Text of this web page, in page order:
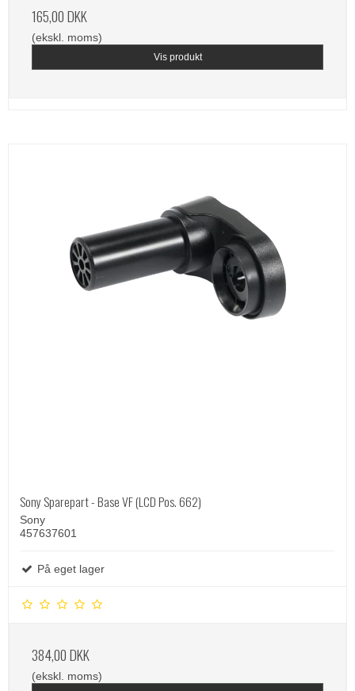
165,00 DKK
(ekskl. moms)
Vis produkt
Sony Sparepart - Base VF (LCD Pos. 662)
Sony
457637601
På eget lager
384,00 DKK
(ekskl. moms)